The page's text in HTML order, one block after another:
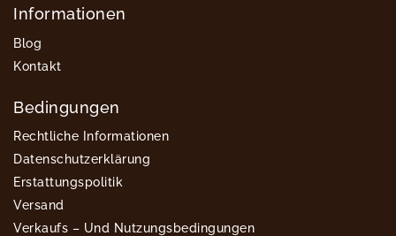
Informationen
Blog
Kontakt
Bedingungen
Rechtliche Informationen
Datenschutzerklärung
Erstattungspolitik
Versand
Verkaufs – Und Nutzungsbedingungen